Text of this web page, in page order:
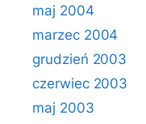
maj 2004
marzec 2004
grudzień 2003
czerwiec 2003
maj 2003